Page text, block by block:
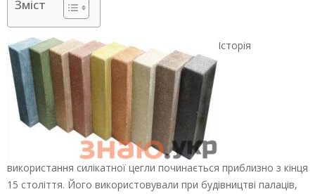
Зміст
Історія
використання силікатної цегли починається приблизно з кінця
15 століття. Його використовували при будівництві палаців,